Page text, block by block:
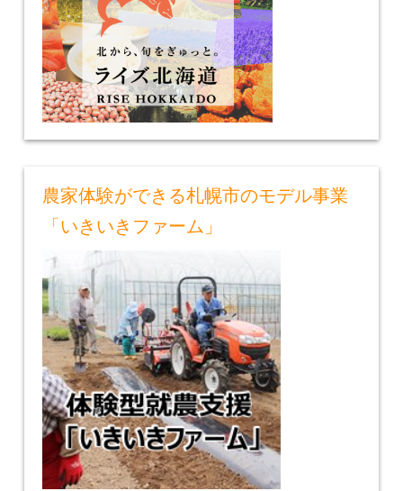
農家体験ができる札幌市のモデル事業
「いきいきファーム」